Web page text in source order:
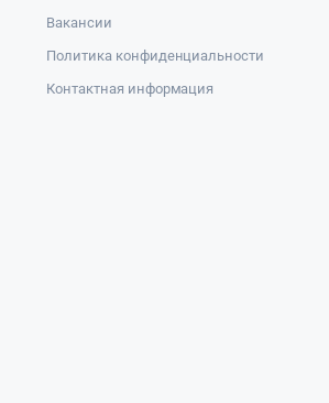
Вакансии
Политика конфиденциальности
Контактная информация